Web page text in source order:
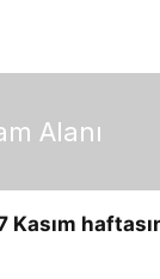
Alanı
Kasım